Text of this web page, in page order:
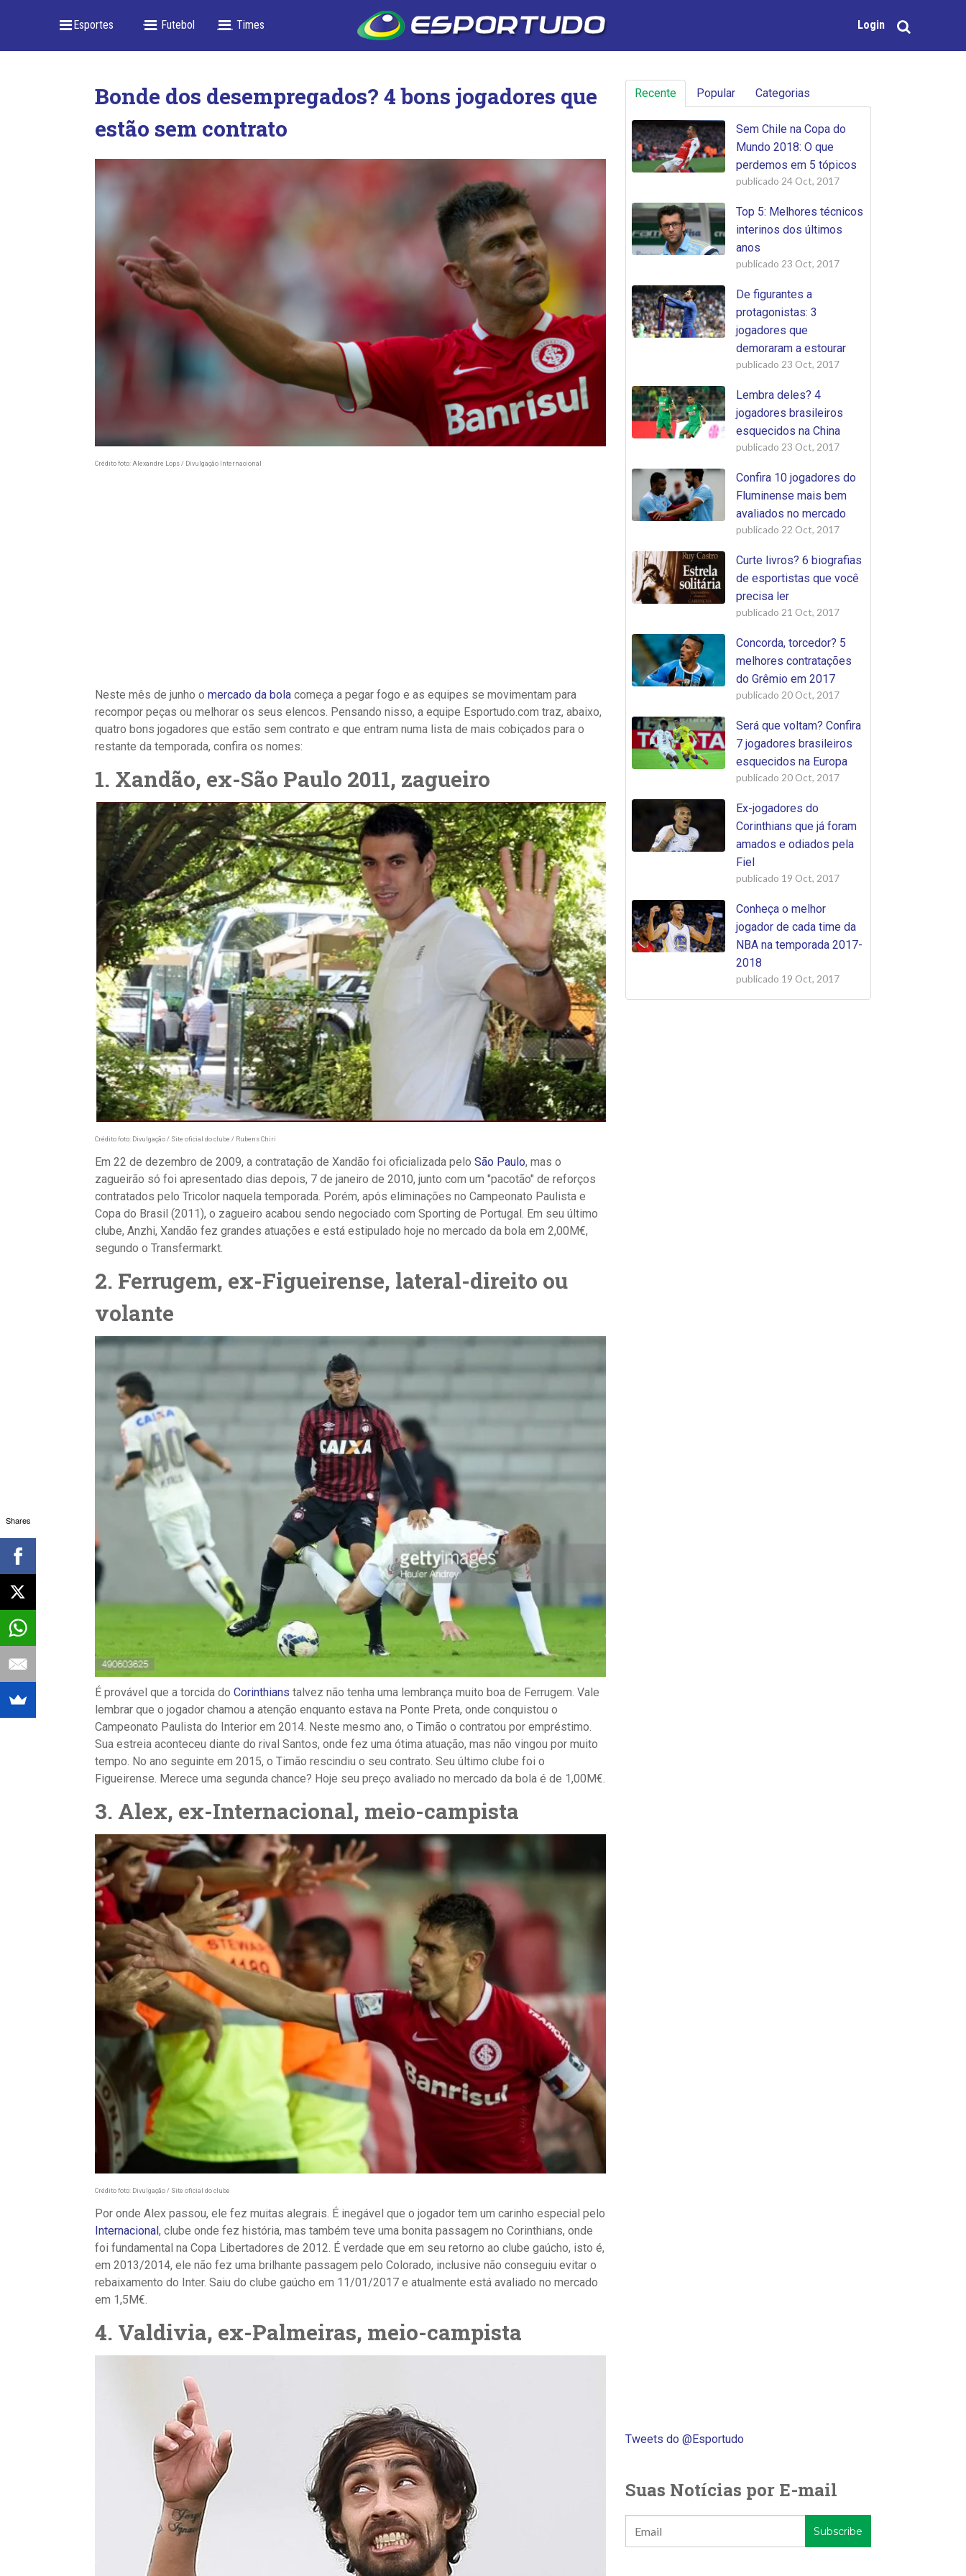
_ Esportes -- _ Futebol ___ Times Login
Bonde dos desempregados? 4 bons jogadores que
estão sem contrato
Crédito foto: Alexandre Lops / Divulgação Internacional
Neste mês de junho o mercado da bola começa a pegar fogo e as equipes se movimentam para
recompor peças ou melhorar os seus elencos. Pensando nisso, a equipe Esportudo.com traz, abaixo,
quatro bons jogadores que estão sem contrato e que entram numa lista de mais cobiçados para o
restante da temporada, confira os nomes:
1. Xandão, ex-São Paulo 2011, zagueiro
Crédito foto: Divulgação / Site oficial do clube / Rubens Chiri
Em 22 de dezembro de 2009, a contratação de Xandão foi oficializada pelo São Paulo, mas o
zagueirão só foi apresentado dias depois, 7 de janeiro de 2010, junto com um "pacotão" de reforços
contratados pelo Tricolor naquela temporada. Porém, após eliminações no Campeonato Paulista e
Copa do Brasil (2011), o zagueiro acabou sendo negociado com Sporting de Portugal. Em seu último
clube, Anzhi, Xandão fez grandes atuações e está estipulado hoje no mercado da bola em 2,00M€,
segundo o Transfermarkt.
2. Ferrugem, ex-Figueirense, lateral-direito ou
volante
É provável que a torcida do Corinthians talvez não tenha uma lembrança muito boa de Ferrugem. Vale
lembrar que o jogador chamou a atenção enquanto estava na Ponte Preta, onde conquistou o
Campeonato Paulista do Interior em 2014. Neste mesmo ano, o Timão o contratou por empréstimo.
Sua estreia aconteceu diante do rival Santos, onde fez uma ótima atuação, mas não vingou por muito
tempo. No ano seguinte em 2015, o Timão rescindiu o seu contrato. Seu último clube foi o
Figueirense. Merece uma segunda chance? Hoje seu preço avaliado no mercado da bola é de 1,00M€.
3. Alex, ex-Internacional, meio-campista
Crédito foto: Divulgação / Site oficial do clube
Por onde Alex passou, ele fez muitas alegrais. É inegável que o jogador tem um carinho especial pelo
Internacional , clube onde fez história, mas também teve uma bonita passagem no Corinthians, onde
foi fundamental na Copa Libertadores de 2012. É verdade que em seu retorno ao clube gaúcho, isto é,
em 2013/2014, ele não fez uma brilhante passagem pelo Colorado, inclusive não conseguiu evitar o
rebaixamento do Inter. Saiu do clube gaúcho em 11/01/2017 e atualmente está avaliado no mercado
em 1,5M€.
4. Valdivia, ex-Palmeiras, meio-campista
Recente Popular Categorias
Sem Chile na Copa do
Mundo 2018: O que
perdemos em 5 tópicos
publicado 24 Oct, 2017
Top 5: Melhores técnicos
interinos dos últimos
anos
publicado 23 Oct, 2017
De figurantes a
protagonistas: 3
jogadores que
demoraram a estourar
publicado 23 Oct, 2017
Lembra deles? 4
jogadores brasileiros
esquecidos na China
publicado 23 Oct, 2017
Confira 10 jogadores do
Fluminense mais bem
avaliados no mercado
publicado 22 Oct, 2017
Curte livros? 6 biografias
de esportistas que você
precisa ler
publicado 21 Oct, 2017
Concorda, torcedor? 5
melhores contratações
do Grêmio em 2017
publicado 20 Oct, 2017
Será que voltam? Confira
7 jogadores brasileiros
esquecidos na Europa
publicado 20 Oct, 2017
Ex-jogadores do
Corinthians que já foram
amados e odiados pela
Fiel
publicado 19 Oct, 2017
Conheça o melhor
jogador de cada time da
NBA na temporada 2017-
2018
publicado 19 Oct, 2017
Tweets do @Esportudo
Suas Notícias por E-mail
Shares